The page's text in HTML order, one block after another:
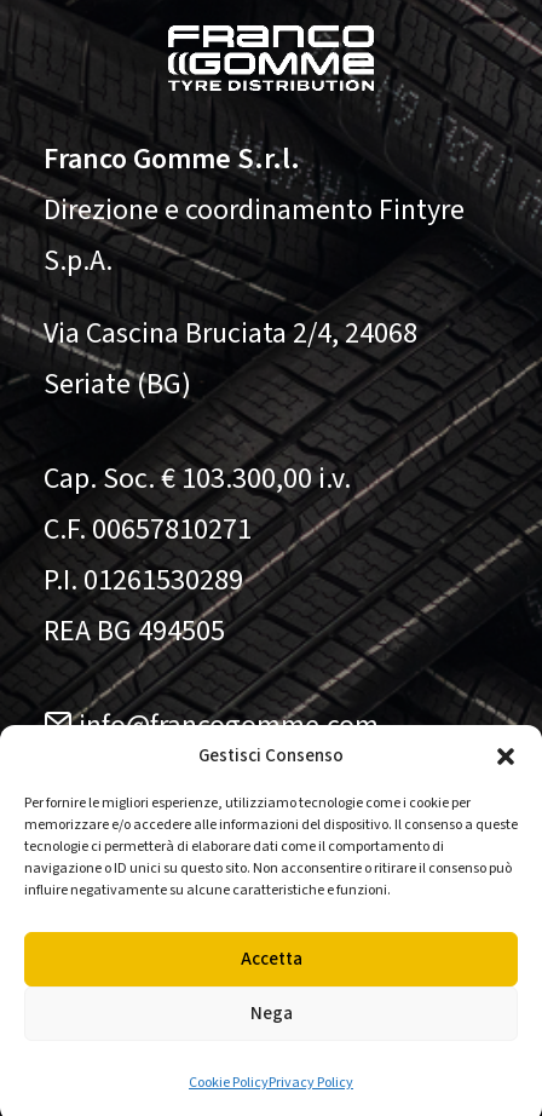
Gestisci Consenso
Per fornire le migliori esperienze, utilizziamo tecnologie come i cookie per
memorizzare e/o accedere alle informazioni del dispositivo. Il consenso a queste
tecnologie ci permetterà di elaborare dati come il comportamento di
navigazione o ID unici su questo sito. Non acconsentire o ritirare il consenso può
influire negativamente su alcune caratteristiche e funzioni.
Accetta
Nega
Cookie PolicyPrivacy Policy
Franco Gomme S.r.l.
Direzione e coordinamento Fintyre
S.p.A.
Via Cascina Bruciata 2/4, 24068
Seriate (BG)
Cap. Soc. € 103.300,00 i.v.
C.F. 00657810271
P.I. 01261530289
REA BG 494505
info@francogomme.com
Seguici sulle nostre pagine